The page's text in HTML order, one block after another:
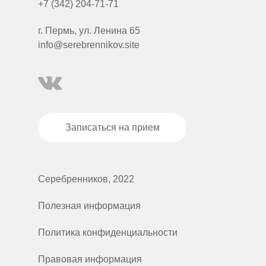
Полезная информация
Серебренников, 2022
г. Пермь, ул. Ленина 65
info@serebrennikov.site
Записаться на прием
Правовая информация
Политика конфиденциальности
+7 (342) 204-71-71